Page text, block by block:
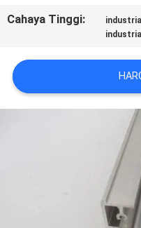
PENAWARAN
Cahaya Tinggi: